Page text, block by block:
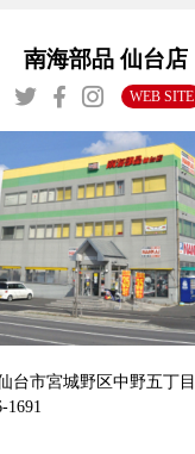
南海部品 仙台店
WEB SITE
台市宮城野区中野五丁
1691